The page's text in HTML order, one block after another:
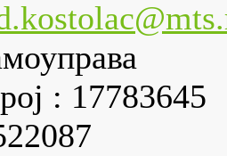
: 17783645